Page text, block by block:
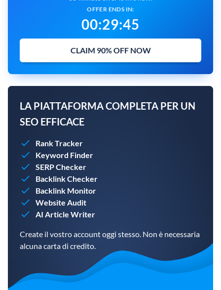
OFFER ENDS IN:
00:29:44
CLAIM 90% OFF NOW
LA PIATTAFORMA COMPLETA PER UN
SEO EFFICACE
Rank Tracker
Keyword Finder
SERP Checker
Backlink Checker
Backlink Monitor
Website Audit
AI Article Writer
Create il vostro account oggi stesso. Non è necessaria
alcuna carta di credito.